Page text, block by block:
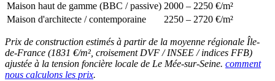
Maison haut de gamme (BBC / passive) 2000 – 2250 €/m²
Maison d'architecte / contemporaine
2250 – 2720 €/m²
Prix de construction estimés à partir de la moyenne régionale Île-
de-France (1831 €/m², croisement DVF / INSEE / indices FFB)
ajustée à la tension foncière locale de Le Mée-sur-Seine. comment
nous calculons les prix.